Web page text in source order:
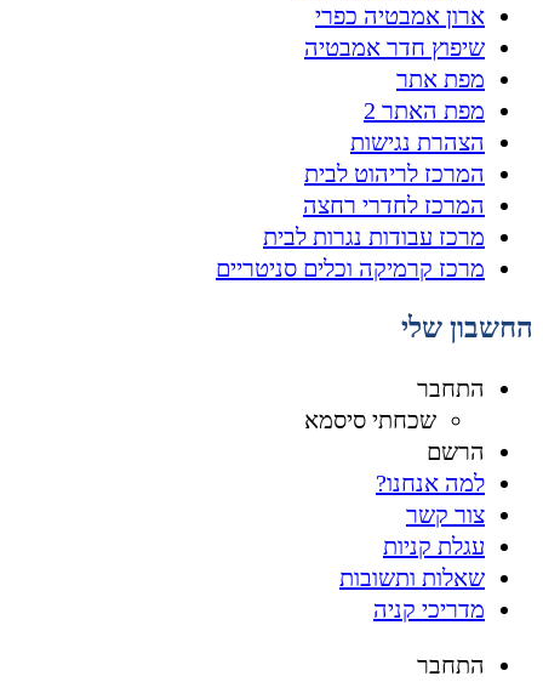
ארון אמבטיה כפרי
שיפוץ חדר אמבטיה
מפת אתר
מפת האתר 2
הצהרת נגישות
המרכז לריהוט לבית
המרכז לחדרי רחצה
מרכז עבודות נגרות לבית
מרכז קרמיקה וכלים סניטריים
החשבון שלי
התחבר
שכחתי סיסמא
הרשם
למה אנחנו?
צור קשר
עגלת קניות
שאלות ותשובות
מדריכי קניה
התחבר